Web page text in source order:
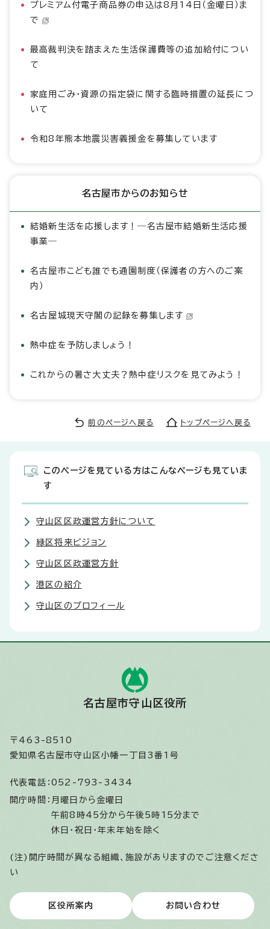
プレミアム付電子商品券の申込は8月14日（金曜日）ま
で
最高裁判決を踏まえた生活保護費等の追加給付につい
て
家庭用ごみ・資源の指定袋に関する臨時措置の延長につ
いて
令和8年熊本地震災害義援金を募集しています
名古屋市からのお知らせ
結婚新生活を応援します！―名古屋市結婚新生活応援
事業―
名古屋市こども誰でも通園制度（保護者の方へのご案
内）
名古屋城現天守閣の記録を募集します
熱中症を予防しましょう！
これからの暑さ大丈夫？熱中症リスクを見てみよう！
前のページへ戻る トップページへ戻る
このページを見ている方はこんなページも見ていま
す
守山区区政運営方針について
緑区将来ビジョン
守山区区政運営方針
港区の紹介
守山区のプロフィール
名古屋市守山区役所
〒463-8510
愛知県名古屋市守山区小幡一丁目3番1号
代表電話： 052-793-3434
開庁時間： 月曜日から金曜日
午前8時45分から午後5時15分まで
休日・祝日・年末年始を除く
(注)開庁時間が異なる組織、施設がありますのでご注意くださ
い
区役所案内 お問い合わせ